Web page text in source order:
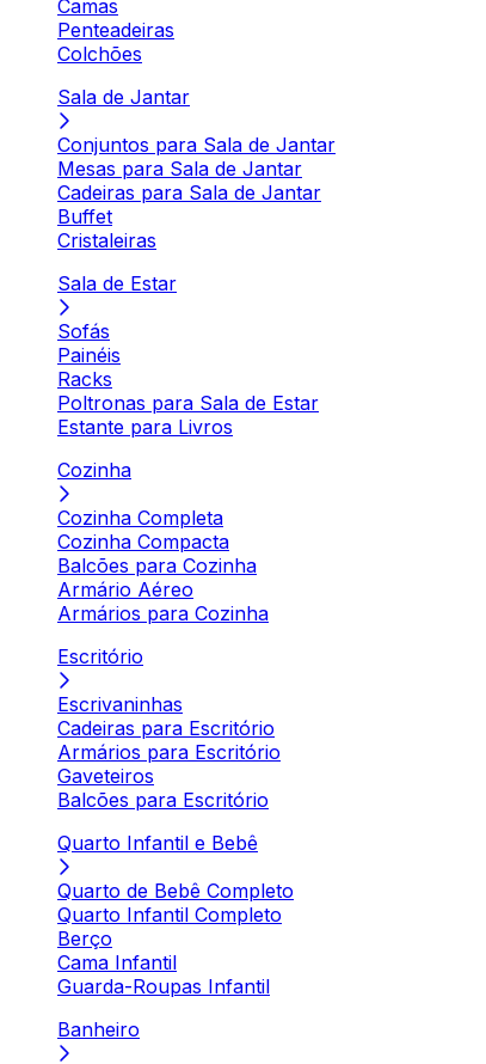
Camas
Penteadeiras
Colchões
Sala de Jantar
Conjuntos para Sala de Jantar
Mesas para Sala de Jantar
Cadeiras para Sala de Jantar
Buffet
Cristaleiras
Sala de Estar
Sofás
Painéis
Racks
Poltronas para Sala de Estar
Estante para Livros
Cozinha
Cozinha Completa
Cozinha Compacta
Balcões para Cozinha
Armário Aéreo
Armários para Cozinha
Escritório
Escrivaninhas
Cadeiras para Escritório
Armários para Escritório
Gaveteiros
Balcões para Escritório
Quarto Infantil e Bebê
Quarto de Bebê Completo
Quarto Infantil Completo
Berço
Cama Infantil
Guarda-Roupas Infantil
Banheiro